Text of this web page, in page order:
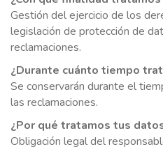
Gestión del ejercicio de los
legislación de protección de
reclamaciones.
¿Durante cuánto tiempo
Se conservarán durante el
las reclamaciones.
¿Por qué tratamos tus
Obligación legal del